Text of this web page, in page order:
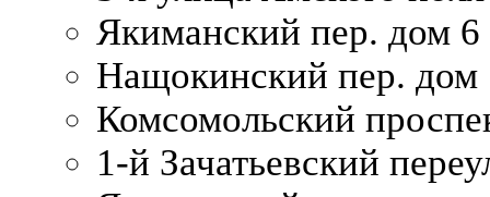
Якиманский пер. дом 6
Нащокинский пер. дом
Комсомольский
1-й Зачатьевский